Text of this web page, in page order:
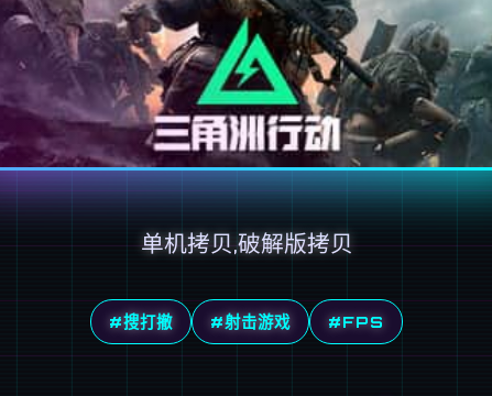
单机拷贝,破解版拷贝
#搜打撤 #射击游戏 #FPS